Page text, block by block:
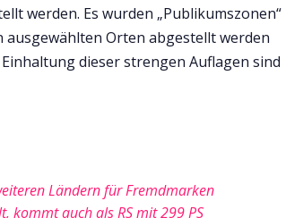
werden. Es wurden „Publikumszonen“
Orten abgestellt werden
dieser strengen Auflagen sind
Ländern für Fremdmarken
kommt auch als RS mit 299 PS